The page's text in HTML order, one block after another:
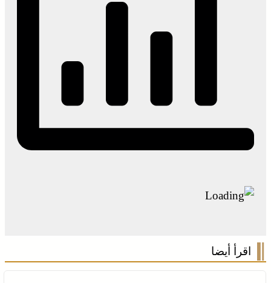
اقرأ أيضا